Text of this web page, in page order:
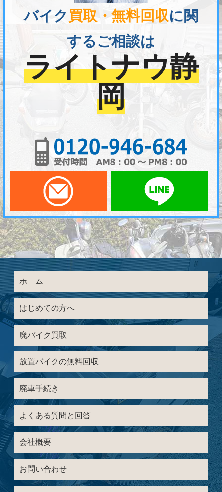
バイク 買取・無料回収に関
するご相談は
ライトナウ静
岡
メールでお問い合わせ
ホーム
はじめての方へ
廃バイク買取
放置バイクの無料回収
廃車手続き
よくある質問と回答
会社概要
お問い合わせ